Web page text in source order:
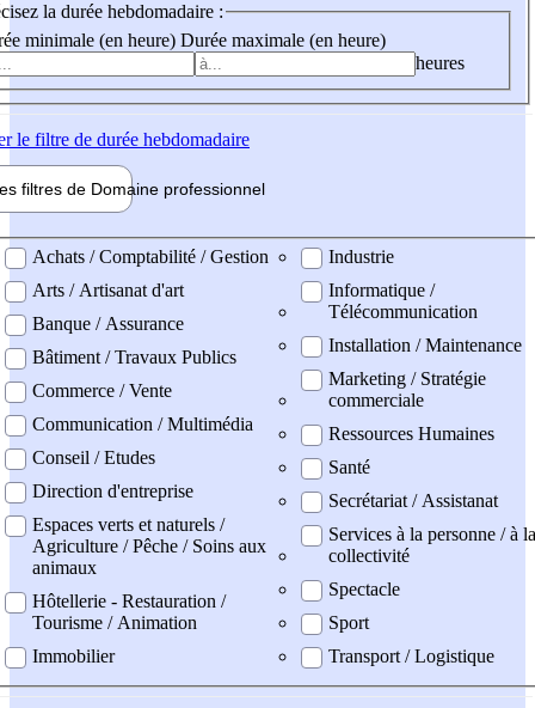
la durée hebdomadaire :
minimale (en heure) Durée maximale (en heure)
heures
le filtre de durée hebdomadaire
filtres de Domaine professionnel
professionel
Achats / Comptabilité / Gestion
Arts / Artisanat d'art
Banque / Assurance
Bâtiment / Travaux Publics
Commerce / Vente
Communication / Multimédia
Conseil / Etudes
Direction d'entreprise
Espaces verts et naturels /
Agriculture / Pêche / Soins aux
animaux
Hôtellerie - Restauration /
Tourisme / Animation
Immobilier
Industrie
Informatique /
Télécommunication
Installation / Maintenance
Marketing / Stratégie
commerciale
Ressources Humaines
Santé
Secrétariat / Assistanat
Services à la personne / à la
collectivité
Spectacle
Sport
Transport / Logistique